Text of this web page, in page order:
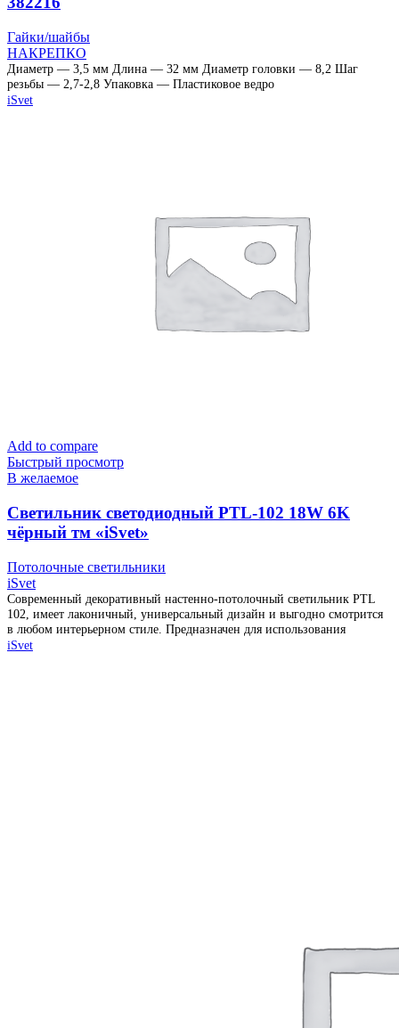
Гайки/шайбы
НАКРЕПКО
Диаметр — 3,5 мм Длина — 32 мм Диаметр головки — 8,2 Шаг
резьбы — 2,7-2,8 Упаковка — Пластиковое ведро
iSvet
Add to compare
Быстрый просмотр
В желаемое
Cветильник светодиодный PTL-102 18W 6K
чёрный тм «iSvet»
Потолочные светильники
iSvet
Современный декоративный настенно-потолочный светильник PTL
102, имеет лаконичный, универсальный дизайн и выгодно смотрится
в любом интерьерном стиле. Предназначен для использования
iSvet